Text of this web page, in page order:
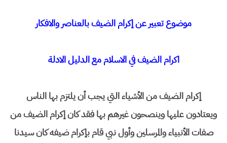
موضوع تعبير عن إكرام الضيف بالعناصر والافكار
اكرام الضيف في الاسلام مع الدليل الادلة
إكرام الضيف من الأشياء التي يجب أن يلتزم بها الناس
ويعتادون عليها وينصحون غيرهم بها فقد كان إكرام الضيف من
صفات الأنبياء والمرسلين وأول نبي قام بإكرام ضيفه كان سيدنا